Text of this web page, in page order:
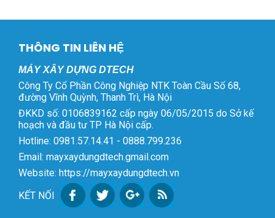
THÔNG TIN LIÊN HỆ
MÁY XÂY DỰNG DTECH
Công Ty Cổ Phần Công Nghiệp NTK Toàn Cầu Số 68,
đường Vĩnh Quỳnh, Thanh Trì, Hà Nội
ĐKKD số: 0106839162 cấp ngày 06/05/2015 do Sở kế
hoạch và đầu tư TP Hà Nội cấp.
Hotline: 0981.57.14.41 - 0888.799.236
Email: mayxaydungdtech.gmail.com
Website: https://mayxaydungdtech.vn
KẾT NỐI